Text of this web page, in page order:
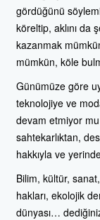
gördüğünü
köreltip, aklını da
kazanmak
mümkün, köle
Günümüze göre
teknolojiye ve
devam etmiyor
sahtekarlıktan,
hakkıyla ve
Bilim, kültür,
hakları, ekolojik
dünyası…